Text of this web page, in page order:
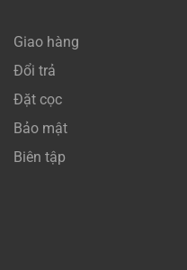
Giao hàng
Đổi trả
Đặt cọc
Bảo mật
Biên tập